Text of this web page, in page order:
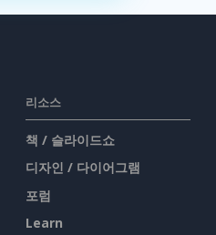
리소스
책 / 슬라이드쇼
디자인 / 다이어그램
포럼
Learn